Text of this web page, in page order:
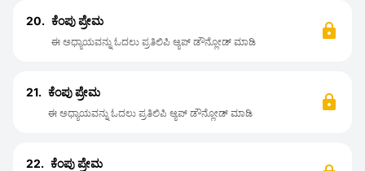
20. ಕೆಂಪು ಪ್ರೇಮ
ಈ ಅಧ್ಯಾಯವನ್ನು ಓದಲು ಪ್ರತಿಲಿಪಿ ಆ್ಯಪ್ ಡೌನ್ಲೋಡ್ ಮಾಡಿ
21. ಕೆಂಪು ಪ್ರೇಮ
ಈ ಅಧ್ಯಾಯವನ್ನು ಓದಲು ಪ್ರತಿಲಿಪಿ ಆ್ಯಪ್ ಡೌನ್ಲೋಡ್ ಮಾಡಿ
22. ಕೆಂಪು ಪ್ರೇಮ